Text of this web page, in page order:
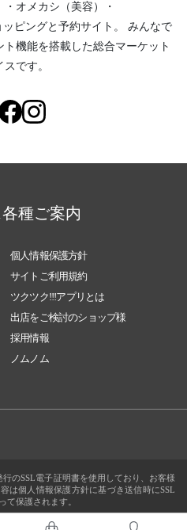
・ オメカシ（美容）
・
ピングと予約サイト。
みんなで
ト機能を搭載した総合マーケット
スです。
種ご案内
個人情報保護方針
サイトご利用規約
ツクツク!!!アプリとは
出店をご検討のショップ様
採用情報
ノムノム
行のSSL電子証明書を使用しており、お客様
は個人情報保護方針に基づき送信時にSSL
て保護されます。